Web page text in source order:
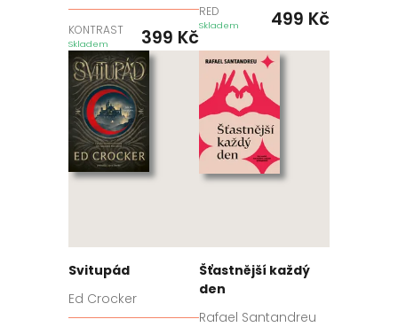
KONTRAST
Skladem 399 Kč
RED
Skladem 499 Kč
Svitupád
Ed Crocker
Šťastnější každý
den
Rafael Santandreu